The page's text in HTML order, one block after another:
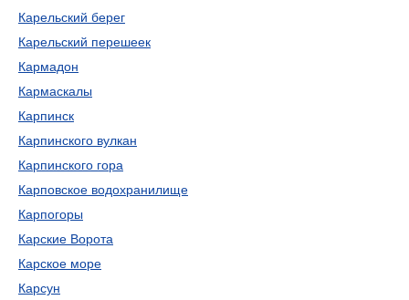
Карельский берег
Карельский перешеек
Кармадон
Кармаскалы
Карпинск
Карпинского вулкан
Карпинского гора
Карповское водохранилище
Карпогоры
Карские Ворота
Карское море
Карсун